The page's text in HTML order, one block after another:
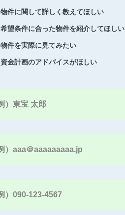
物件に関して詳しく教えてほしい
希望条件に合った物件を紹介してほしい
物件を実際に見てみたい
資金計画のアドバイスがほしい